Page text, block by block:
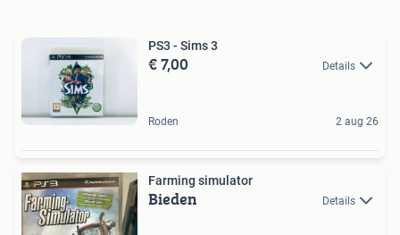
PS3 - Sims 3
€ 7,00 Details
Roden 2 aug 26
Farming simulator
Bieden Details